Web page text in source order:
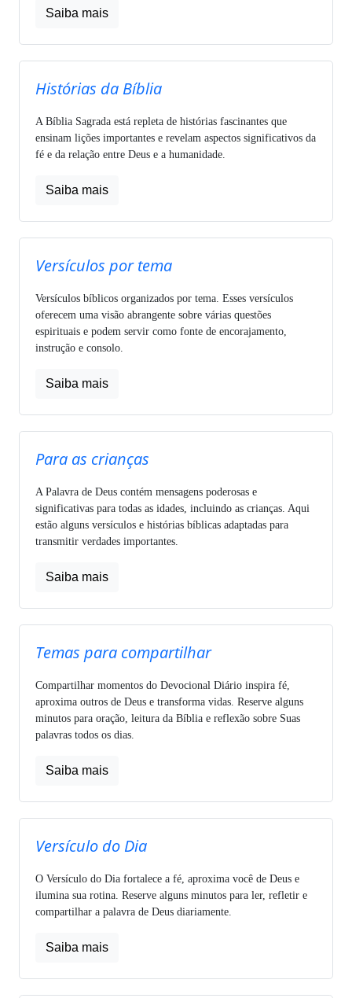
Saiba mais
Histórias da Bíblia
A Bíblia Sagrada está repleta de histórias fascinantes que
ensinam lições importantes e revelam aspectos significativos da
fé e da relação entre Deus e a humanidade.
Saiba mais
Versículos por tema
Versículos bíblicos organizados por tema. Esses versículos
oferecem uma visão abrangente sobre várias questões
espirituais e podem servir como fonte de encorajamento,
instrução e consolo.
Saiba mais
Para as crianças
A Palavra de Deus contém mensagens poderosas e
significativas para todas as idades, incluindo as crianças. Aqui
estão alguns versículos e histórias bíblicas adaptadas para
transmitir verdades importantes.
Saiba mais
Temas para compartilhar
Compartilhar momentos do Devocional Diário inspira fé,
aproxima outros de Deus e transforma vidas. Reserve alguns
minutos para oração, leitura da Bíblia e reflexão sobre Suas
palavras todos os dias.
Saiba mais
Versículo do Dia
O Versículo do Dia fortalece a fé, aproxima você de Deus e
ilumina sua rotina. Reserve alguns minutos para ler, refletir e
compartilhar a palavra de Deus diariamente.
Saiba mais